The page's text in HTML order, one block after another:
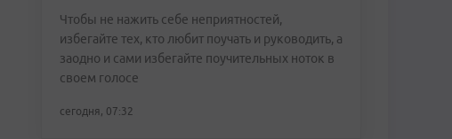
Чтобы не нажить себе неприятностей,
избегайте тех, кто любит поучать и руководить, а
заодно и сами избегайте поучительных ноток в
своем голосе
сегодня, 07:32